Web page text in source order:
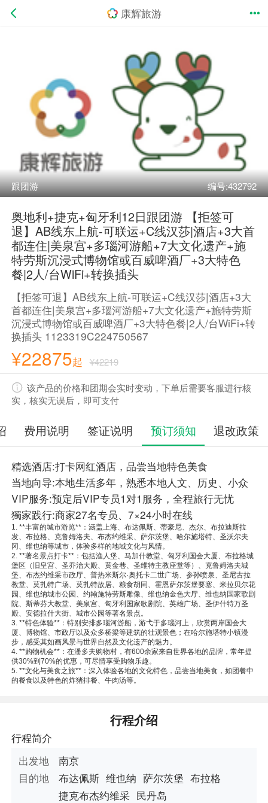
康辉旅游
跟团游 编号:432792
奥地利+捷克+匈牙利12日跟团游 【拒签可
退】AB线东上航-可联运+C线汉莎|酒店+3大首
都连住|美泉宫+多瑙河游船+7大文化遗产+施
特劳斯沉浸式博物馆或百威啤酒厂+3大特色
餐|2人/台WiFi+转换插头
【拒签可退】AB线东上航-可联运+C线汉莎|酒店+3大
首都连住|美泉宫+多瑙河游船+7大文化遗产+施特劳斯
沉浸式博物馆或百威啤酒厂+3大特色餐|2人/台WiFi+转
换插头 1123319C224750567
¥22875起 ¥42219
该产品的价格和团期会实时变动，下单后需要客服进行核
实，核实无误后，即可支付
费用说明 签证说明 预订须知 退改政策
精选酒店:打卡网红酒店，品尝当地特色美食
当地向导:本地生活多年，熟悉本地人文、历史、小众
VIP服务:预定后VIP专员1对1服务，全程旅行无忧
獨家践行:商家27名专员、7×24小时在线
1. **丰富的城市游览**：涵盖上海、布达佩斯、蒂豪尼、杰尔、布拉迪斯拉
发、布拉格、克鲁姆洛夫、布杰约维采、萨尔茨堡、哈尔施塔特、圣沃尔夫
冈、维也纳等城市，体验多样的地域文化与风情。
2. **著名景点打卡**：包括渔人堡、马加什教堂、匈牙利国会大厦、布拉格城
堡区（旧皇宫、圣乔治大殿、黄金巷、圣维特主教座堂等）、克鲁姆洛夫城
堡、布杰约维采市政厅、普热米斯尔·奥托卡二世广场、参孙喷泉、圣尼古拉
教堂、莫扎特广场、莫扎特故居、粮食胡同、霍恩萨尔茨堡要塞、米拉贝尔花
园、维也纳城市公园、约翰施特劳斯雕像、维也纳金色大厅、维也纳国家歌剧
院、斯蒂芬大教堂、美泉宫、匈牙利国家歌剧院、英雄广场、圣伊什特万圣
殿、安德拉什大街、城市公园等著名景点。
3. **特色体验**：特别安排多瑙河游船，游弋于多瑙河上，欣赏两岸国会大
厦、博物馆、市政厅以及众多桥梁等建筑的壮观景色；在哈尔施塔特小镇漫
步，感受其如画风景与世界自然及文化遗产的魅力。
4. **购物机会**：在潘多夫购物村，有600余家来自世界各地的品牌，常年提
供30%到70%的优惠，可尽情享受购物乐趣。
5. **文化与美食之旅**：深入体验各地的文化特色，品尝当地美食，如团餐中
的餐食以及特色的炸猪排餐、牛肉汤等。
行程介绍
行程简介
出发地
南京
目的地
布达佩斯 维也纳 萨尔茨堡 布拉格
捷克布杰约维采 民丹岛